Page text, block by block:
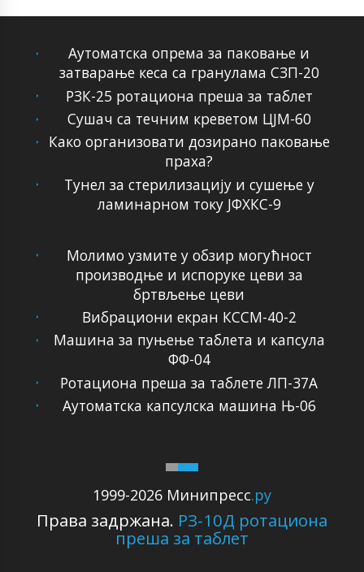
Аутоматска опрема за паковање и
затварање кеса са гранулама СЗП-20
РЗК-25 ротациона преша за таблет
Сушач са течним креветом ЦЈМ-60
Како организовати дозирано паковање
праха?
Тунел за стерилизацију и сушење у
ламинарном току ЈФХКС-9
1999-2026 Минипресс.ру
Права задржана. РЗ-10Д ротациона
преша за таблет
Молимо узмите у обзир могућност
производње и испоруке цеви за
бртвљење цеви
Вибрациони екран КССМ-40-2
Машина за пуњење таблета и капсула
ФФ-04
Ротациона преша за таблете ЛП-37А
Аутоматска капсулска машина Њ-06